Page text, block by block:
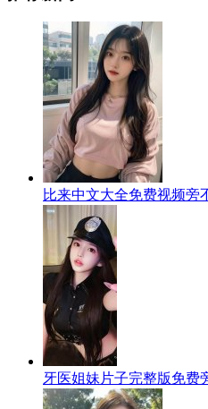
比来中文大全免费视频旁
牙医姐妹片子完整版免费